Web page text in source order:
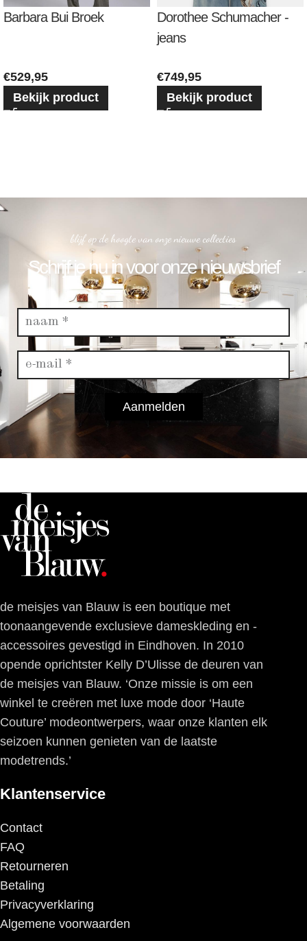
Barbara Bui Broek
€529,95
Bekijk product
Dorothee Schumacher -
jeans
€749,95
Bekijk product
blijf op de hoogte van onze nieuwe collecties
Schrijf je nu in voor onze nieuwsbrief
Aanmelden
de meisjes van Blauw is een boutique met
toonaangevende exclusieve dameskleding en -
accessoires gevestigd in Eindhoven. In 2010
opende oprichtster Kelly D’Ulisse de deuren van
de meisjes van Blauw. ‘Onze missie is om een
winkel te creëren met luxe mode door ‘Haute
Couture’ modeontwerpers, waar onze klanten elk
seizoen kunnen genieten van de laatste
modetrends.’
Klantenservice
Contact
FAQ
Retourneren
Betaling
Privacyverklaring
Algemene voorwaarden